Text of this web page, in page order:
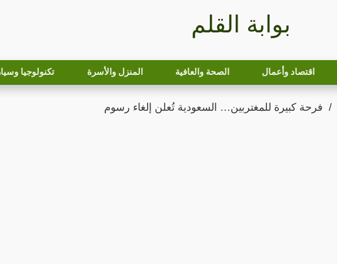
بوابة القلم
اقتصاد وأعمال الصحة والعافية المنزل والأسرة تكنولوجيا
فرحة كبيرة للمغتربين… السعودية تُعلن إلغاء رسوم